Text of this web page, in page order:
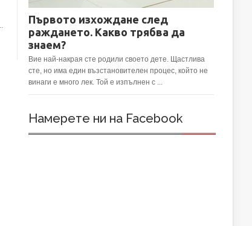
Първото изхождане след
раждането. Какво трябва да
знаем?
Вие най-накрая сте родили своето дете. Щастлива
сте, но има един възстановителен процес, който не
винаги е много лек. Той е изпълнен с ...
Намерете ни на Facebook